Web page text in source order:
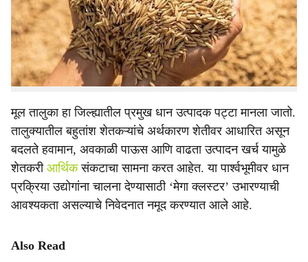
e
अध्यक्ष अजिंक्य प्रकाश पाटील मारकवार आणि माजी जिल्हा परिषद
अध्यक्ष प्रकाश पाटील मारकवार यांनी राज्याच्या उपमुख्यमंत्री
सुनेत्रा पवार यांच्याकडे केली. पवार यांची मंत्रालयात भेट घेऊन
त्यांनी विविध मागण्यांचे निवेदन सादर केले.
मूल तालुका हा जिल्ह्यातील प्रमुख धान उत्पादक पट्टा मानला जातो.
तालुक्यातील बहुतांश शेतकऱ्यांचे अर्थकारण शेतीवर आधारित असून
बदलते हवामान, अवकाळी पाऊस आणि वाढता उत्पादन खर्च यामुळे
शेतकरी आर्थिकसंकटाचा सामना करत आहेत. या पार्श्वभूमीवर धान
प्रक्रिया उद्योगांना चालना देण्यासाठी ‘मेगा क्लस्टर’ उभारण्याची
आवश्यकता असल्याचे निवेदनात नमूद करण्यात आले आहे.
Also Read